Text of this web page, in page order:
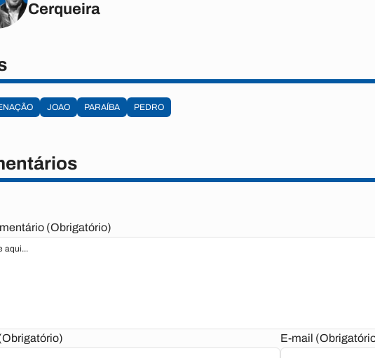
Cerqueira
JOAO PARAÍBA PEDRO
(Obrigatório)
E-mail